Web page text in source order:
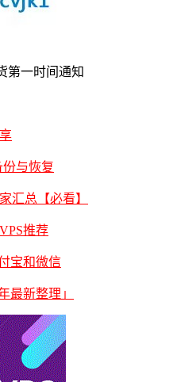
第一时间通知
份与恢复
汇总【必看】
推荐
宝和微信
最新整理」